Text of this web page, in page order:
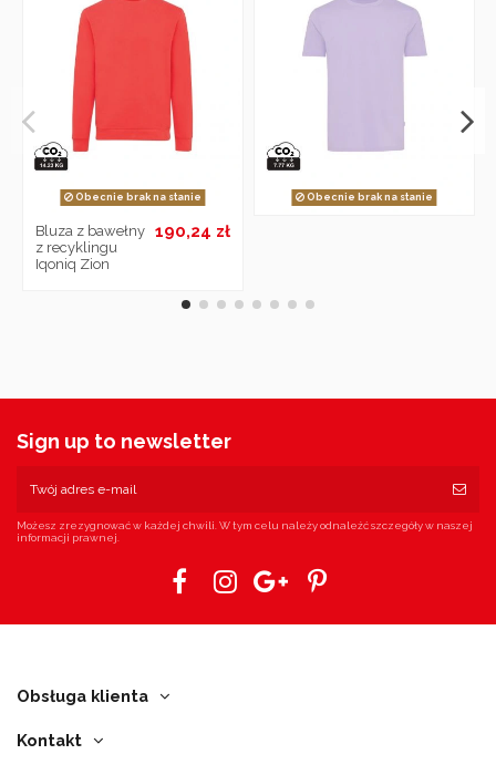
Obecnie brak na stanie
Bluza z bawełny
z recyklingu
Iqoniq Zion
190,24 zł
Obecnie brak na stanie
Sign up to newsletter
Możesz zrezygnować w każdej chwili. W tym celu należy odnaleźć szczegóły w naszej
informacji prawnej.
Obsługa klienta
Kontakt